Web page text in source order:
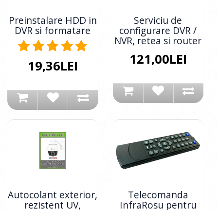
Preinstalare HDD in
DVR si formatare
19,36LEI
Serviciu de
configurare DVR /
NVR, retea si router
121,00LEI
Autocolant exterior,
rezistent UV,
Telecomanda
InfraRosu pentru